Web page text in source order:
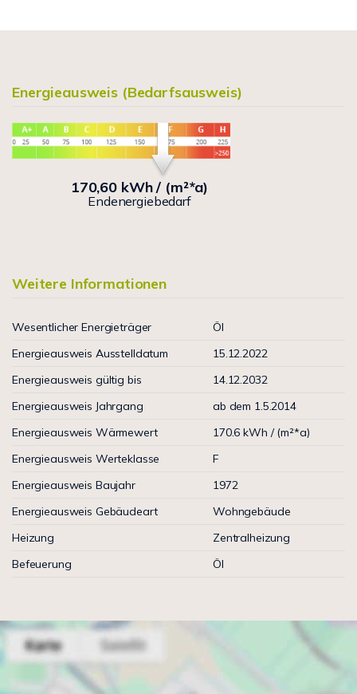
Energieausweis (Bedarfsausweis)
170,60 kWh / (m²*a)
Endenergiebedarf
Weitere Informationen
Wesentlicher Energieträger
Öl
Energieausweis Ausstelldatum
15.12.2022
Energieausweis gültig bis
14.12.2032
Energieausweis Jahrgang
ab dem 1.5.2014
Energieausweis Wärmewert
170.6 kWh / (m²*a)
Energieausweis Werteklasse
F
Energieausweis Baujahr
1972
Energieausweis Gebäudeart
Wohngebäude
Heizung
Zentralheizung
Befeuerung
Öl